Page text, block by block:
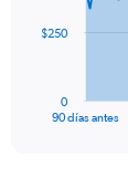
The
90 días antes
0
$250